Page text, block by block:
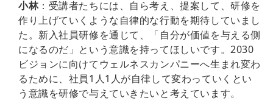
小林：受講者たちには、自ら考え、提案して、研修を
作り上げていくような自律的な行動を期待していまし
た。新入社員研修を通じて、「自分が価値を与える側
になるのだ」という意識を持ってほしいです。2030
ビジョンに向けてウェルネスカンパニーへ生まれ変わ
るために、社員1人1人が自律して変わっていくとい
う意識を研修で与えていきたいと考えています。